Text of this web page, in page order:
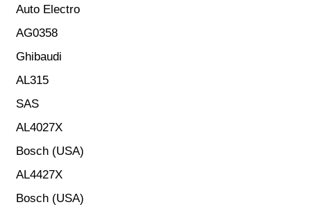
Auto Electro
AG0358
Ghibaudi
AL315
SAS
AL4027X
Bosch (USA)
AL4427X
Bosch (USA)